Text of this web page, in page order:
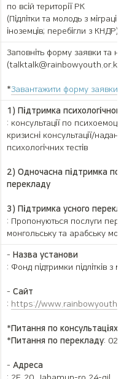
по всій території РК
(Підлітки та молодь з
іноземців; перебігли з КНДР)
Заповніть форму заявки та
(talktalk@rainbowyouth.or.kr)
*Завантажити форму заявки
1) Підтримка психологічного
: консультації по
кризисні консультації/
психологічних тестів
2) Одночасна підтримка
перекладу
3) Підтримка усного
: Пропонуються послуги
монгольську та арабську мови
- Назва установи
: Фонд підтримки підлітків з
- Сайт
: https://
*Питання по консультаціях
*Питання по перекладу: 02-
- Адреса